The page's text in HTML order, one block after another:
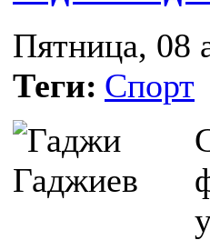
Пятница, 08
Теги: Спорт